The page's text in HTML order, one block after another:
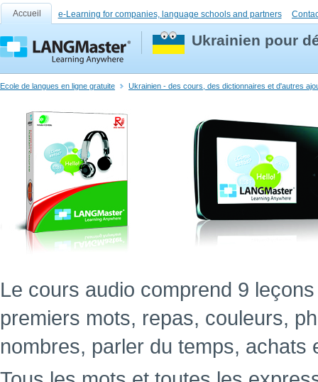
Accueil e-Learning for companies, language schools and partners
Ukrainien pour
Ecole de langues en ligne gratuite Ukrainien - des cours, des dictionnaires et d'autres
Le cours audio comprend 9
premiers mots, repas, couleurs,
nombres, parler du temps, achats